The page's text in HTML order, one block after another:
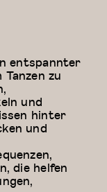
entspannter
zu
und
hinter
und
die helfen